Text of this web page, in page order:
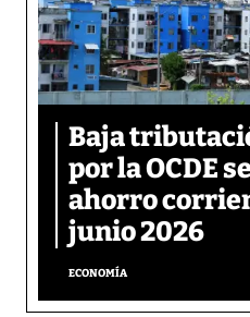
Baja
por la OCDE
ahorro
junio 2026
ECONOMÍA